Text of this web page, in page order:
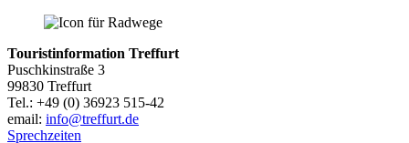
Touristinformation Treffurt
Puschkinstraße 3
99830 Treffurt
Tel.: +49 (0) 36923 515-42
email: info@treffurt.de
Sprechzeiten